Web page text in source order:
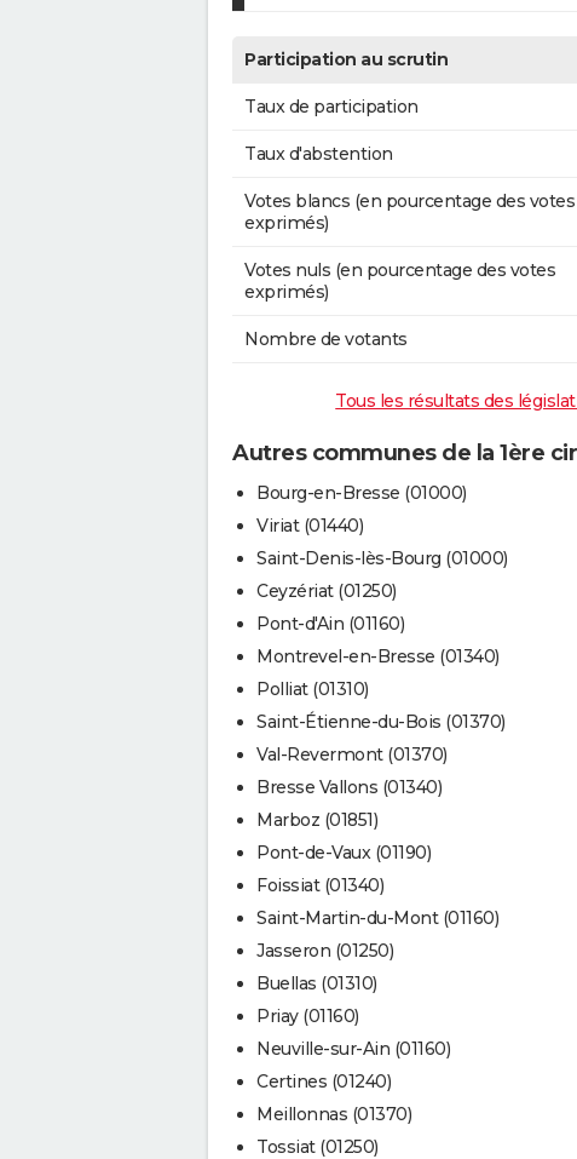
Participation au scrutin
Taux de participation
Taux d'abstention
Votes blancs (en pourcentage des votes
exprimés)
Votes nuls (en pourcentage des votes
exprimés)
Nombre de votants
Tous les résultats des
Autres communes de la 1ère
Bourg-en-Bresse (01000)
Viriat (01440)
Saint-Denis-lès-Bourg (01000)
Ceyzériat (01250)
Pont-d'Ain (01160)
Montrevel-en-Bresse (01340)
Polliat (01310)
Saint-Étienne-du-Bois (01370)
Val-Revermont (01370)
Bresse Vallons (01340)
Marboz (01851)
Pont-de-Vaux (01190)
Foissiat (01340)
Saint-Martin-du-Mont (01160)
Jasseron (01250)
Buellas (01310)
Priay (01160)
Neuville-sur-Ain (01160)
Certines (01240)
Meillonnas (01370)
Tossiat (01250)